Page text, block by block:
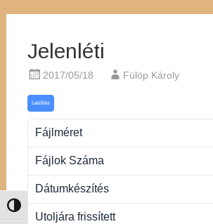
Nagy kontraszt váltása
Jelenléti
2017/05/18 Fülöp Károly
Letöltés
Fájlméret
Fájlok Száma
Dátumkészítés
Utoljára frissített